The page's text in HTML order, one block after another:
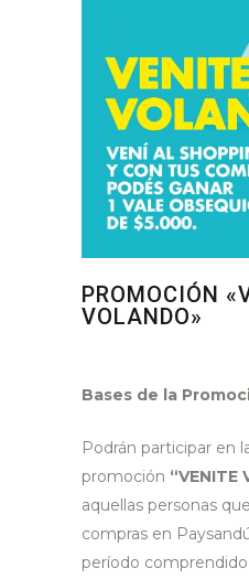
PROMOCIÓN
VOLANDO»
Bases de la
Podrán participar en
promoción “VENITE
aquellas personas
compras en
período